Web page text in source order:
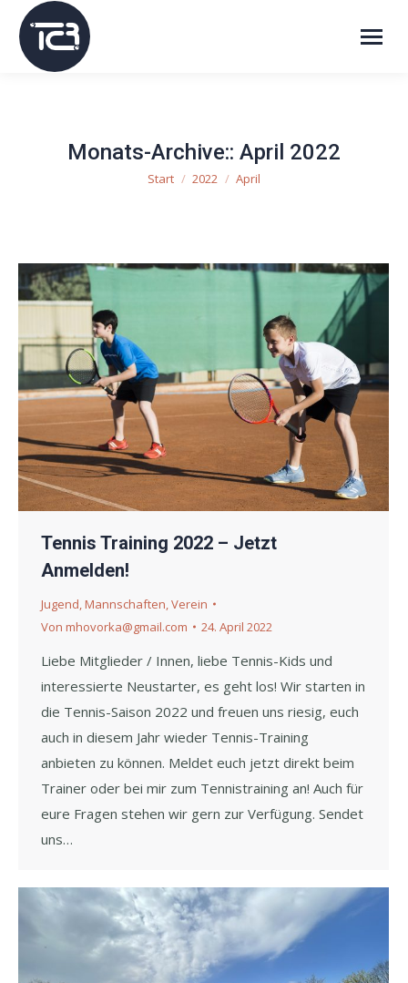
Monats-Archive:: April 2022
Sie befinden sich hier:
Start 2022 April
Tennis Training 2022 – Jetzt
Anmelden!
Jugend Mannschaften Verein
Von mhovorka@gmail.com 24. April 2022
Liebe Mitglieder / Innen, liebe Tennis-Kids und
interessierte Neustarter, es geht los! Wir starten in
die Tennis-Saison 2022 und freuen uns riesig, euch
auch in diesem Jahr wieder Tennis-Training
anbieten zu können. Meldet euch jetzt direkt beim
Trainer oder bei mir zum Tennistraining an! Auch für
eure Fragen stehen wir gern zur Verfügung. Sendet
uns…